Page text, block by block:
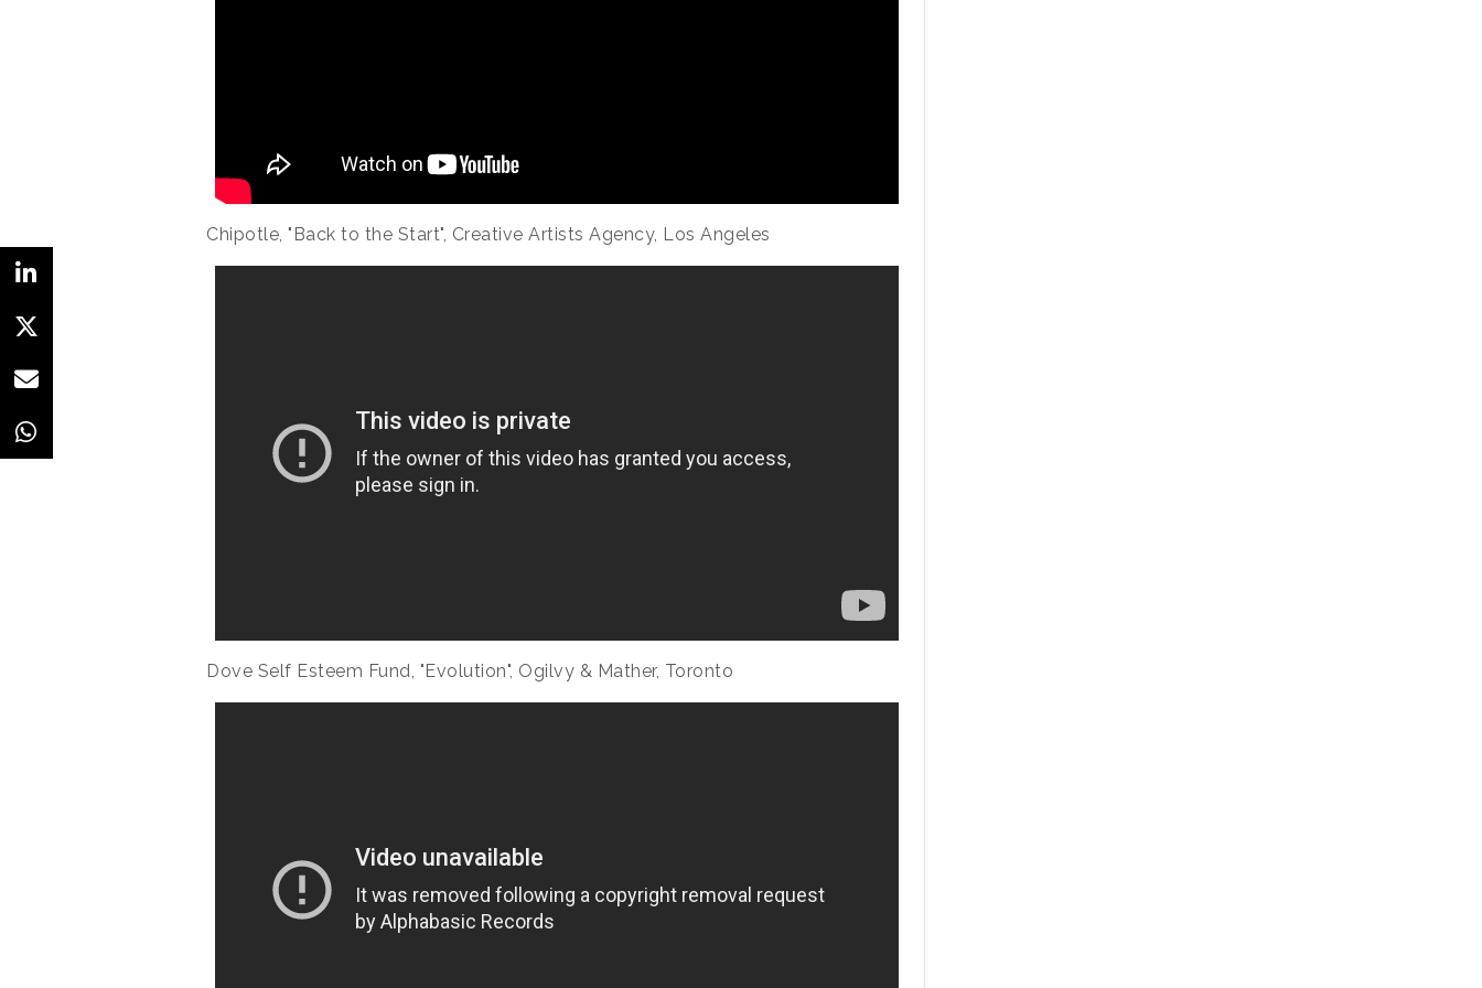
Chipotle, "Back to the Start", Creative Artists Agency, Los Angeles
Dove Self Esteem Fund, "Evolution", Ogilvy & Mather, Toronto